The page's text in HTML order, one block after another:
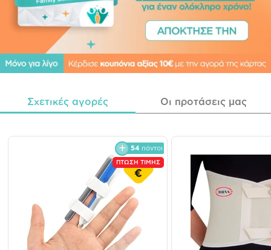
Σχετικές αγορές Οι προτάσεις μας
54 πόντοι
ΠΤΩΣΗ ΤΙΜΗΣ
€